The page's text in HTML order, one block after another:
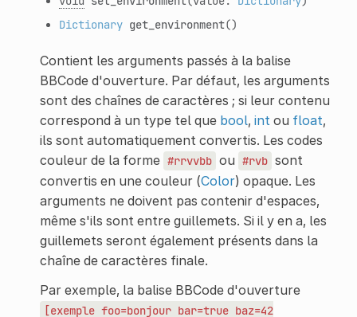
Dictionary get_environment()
Contient les arguments passés à la balise
BBCode d'ouverture. Par défaut, les arguments
sont des chaînes de caractères ; si leur contenu
correspond à un type tel que bool, int ou float,
ils sont automatiquement convertis. Les codes
couleur de la forme #rrvvbb ou #rvb sont
convertis en une couleur (Color) opaque. Les
arguments ne doivent pas contenir d'espaces,
même s'ils sont entre guillemets. Si il y en a, les
guillemets seront également présents dans la
chaîne de caractères finale.
Par exemple, la balise BBCode d'ouverture
[exemple foo=bonjour bar=true baz=42